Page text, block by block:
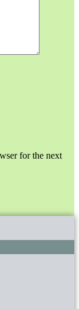
for the next